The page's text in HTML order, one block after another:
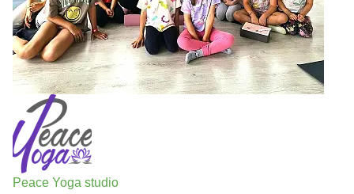
Peace Yoga studio